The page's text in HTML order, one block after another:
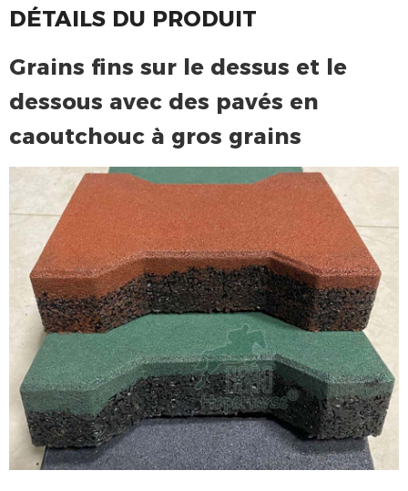
k n
DÉTAILS DU PRODUIT
Grains fins sur le dessus et le
dessous avec des pavés en
caoutchouc à gros grains